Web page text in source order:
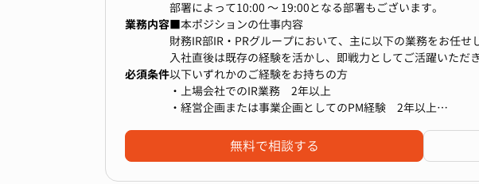
部署によって10:00 〜 19:00となる部署もございます。
業務内容■本ポジションの仕事内容
財務IR部IR・PRグループにおいて、主に以下の業務をお任せ
入社直後は既存の経験を活かし、即戦力としてご活躍いただ
にマネージャーとしてグループを牽引していただくことも期
・決算説明資料、Fact Bookの作成および関連データの収集
・開示資料（決算短信、有価証券報告書、招集通知、プレス
必須条件以下いずれかのご経験をお持ちの方
・上場会社でのIR業務 2年以上
・経営企画または事業企画としてのPM経験 2年以上
・バックオフィス機能の立ち上げ経験
・経営層とのコミュニケーションが業務上必要な方
無料で相談する